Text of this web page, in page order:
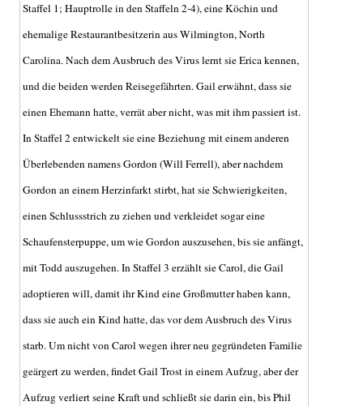
Staffel 1; Hauptrolle in den Staffeln 2-4), eine Köchin und
ehemalige Restaurantbesitzerin aus Wilmington, North
Carolina. Nach dem Ausbruch des Virus lernt sie Erica kennen,
und die beiden werden Reisegefährten. Gail erwähnt, dass sie
einen Ehemann hatte, verrät aber nicht, was mit ihm passiert ist.
In Staffel 2 entwickelt sie eine Beziehung mit einem anderen
Überlebenden namens Gordon (Will Ferrell), aber nachdem
Gordon an einem Herzinfarkt stirbt, hat sie Schwierigkeiten,
einen Schlussstrich zu ziehen und verkleidet sogar eine
Schaufensterpuppe, um wie Gordon auszusehen, bis sie anfängt,
mit Todd auszugehen. In Staffel 3 erzählt sie Carol, die Gail
adoptieren will, damit ihr Kind eine Großmutter haben kann,
dass sie auch ein Kind hatte, das vor dem Ausbruch des Virus
starb. Um nicht von Carol wegen ihrer neu gegründeten Familie
geärgert zu werden, findet Gail Trost in einem Aufzug, aber der
Aufzug verliert seine Kraft und schließt sie darin ein, bis Phil